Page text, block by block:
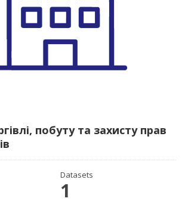
побуту та захисту прав
Datasets
1